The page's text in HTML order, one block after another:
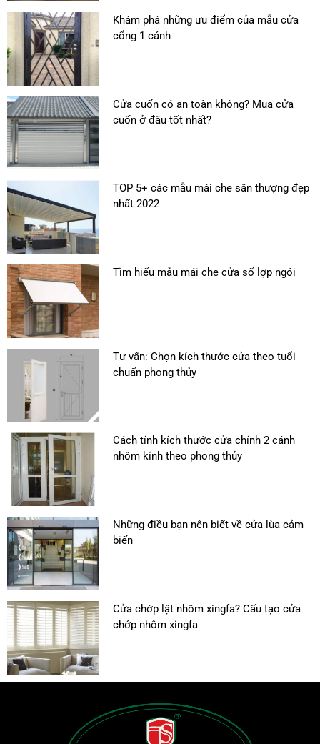
Khám phá những ưu điểm của mẫu cửa
cổng 1 cánh
Cửa cuốn có an toàn không? Mua cửa
cuốn ở đâu tốt nhất?
TOP 5+ các mẫu mái che sân thượng đẹp
nhất 2022
Tìm hiểu mẫu mái che cửa sổ lợp ngói
Tư vấn: Chọn kích thước cửa theo tuổi
chuẩn phong thủy
Cách tính kích thước cửa chính 2 cánh
nhôm kính theo phong thủy
Những điều bạn nên biết về cửa lùa cảm
biến
Cửa chớp lật nhôm xingfa? Cấu tạo cửa
chớp nhôm xingfa